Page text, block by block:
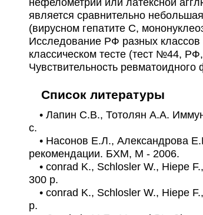
нефелометрии или латексной
является сравнительно
(вирусном гепатите С,
Исследование РФ разных
классическом тесте (тест №44,
Чувствительность ревматоидного
Список литературы
• Лапин С.В., Тотолян А.А.
c.
• Насонов Е.Л., Александрова
рекомендации. БХМ, М - 2006.
• сonrad K., Schlosler W., Hiepe
300 p.
• сonrad K., Schlosler W., Hiepe
p.